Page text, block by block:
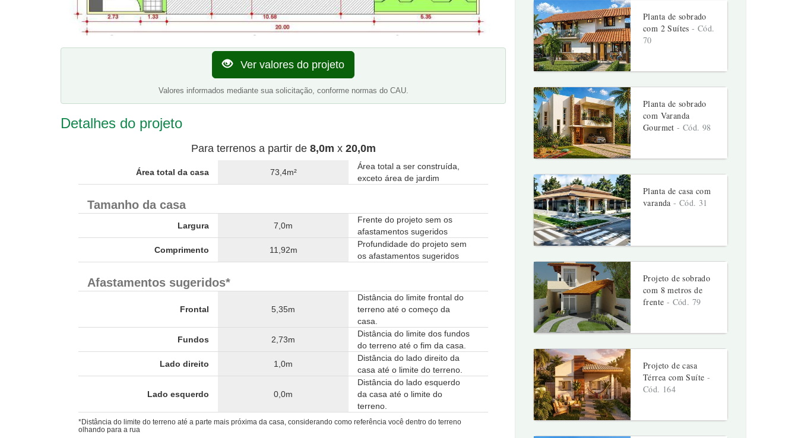
Ver valores do projeto
Valores informados mediante sua solicitação, conforme normas do CAU.
Detalhes do projeto
Para terrenos a partir de 8,0m x 20,0m
Área total da casa 73,4m²
Área total a ser construída,
exceto área de jardim
Tamanho da casa
Largura 7,0m
Frente do projeto sem os
afastamentos sugeridos
Comprimento
11,92m
Profundidade do projeto sem
os afastamentos sugeridos
Afastamentos sugeridos*
Frontal 5,35m
Distância do limite frontal do
terreno até o começo da
casa.
Fundos
2,73m
Distância do limite dos fundos
do terreno até o fim da casa.
Lado direito
1,0m
Distância do lado direito da
casa até o limite do terreno.
Lado esquerdo 0,0m
Distância do lado esquerdo
da casa até o limite do
terreno.
*Distância do limite do terreno até a parte mais próxima da casa, considerando como referência você dentro do terreno
olhando para a rua
Planta de sobrado
com 2 Suítes- Cód.
70
Planta de sobrado
com Varanda
Gourmet- Cód. 98
Planta de casa com
varanda- Cód. 31
Projeto de sobrado
com 8 metros de
frente - Cód. 79
Projeto de casa
Térrea com Suíte -
Cód. 164